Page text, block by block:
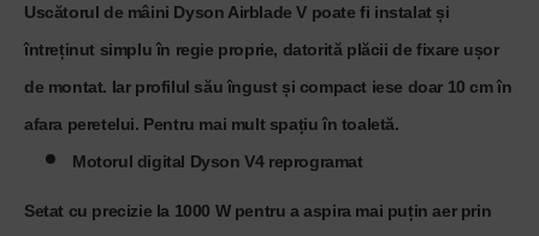
Uscătorul de mâini Dyson Airblade V poate fi instalat și
întreținut simplu în regie proprie, datorită plăcii de fixare ușor
de montat. Iar profilul său îngust și compact iese doar 10 cm în
afara peretelui. Pentru mai mult spațiu în toaletă.
Motorul digital Dyson V4 reprogramat
Setat cu precizie la 1000 W pentru a aspira mai puțin aer prin